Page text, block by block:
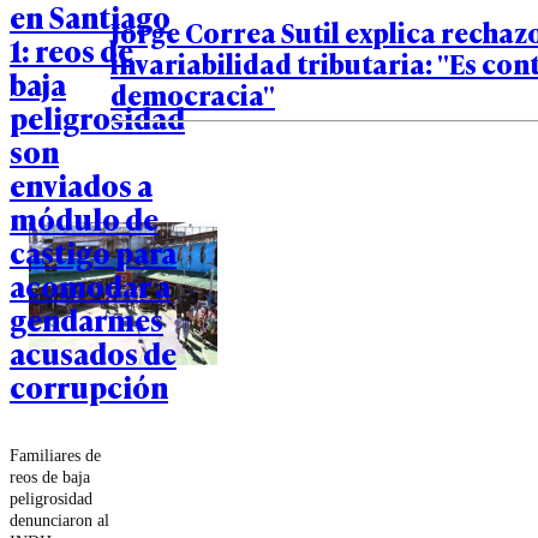
en Santiago
1: reos de
baja
peligrosidad
son
enviados a
módulo de
castigo para
acomodar a
gendarmes
acusados de
corrupción
Familiares de
reos de baja
peligrosidad
denunciaron al
Jorge Correa Sutil explica
invariabilidad tributaria: "Es
democracia"